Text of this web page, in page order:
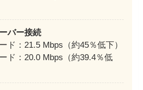
バー接続
ド：21.5 Mbps（約45％低下）
ド：20.0 Mbps（約39.4％低